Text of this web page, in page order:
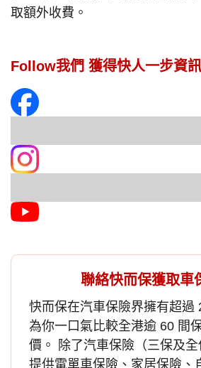
取額外收費。
Follow我們 獲得快人一步資訊
聯絡快而保獲取車
快而保在汽車保險界擁有超過
為你一口氣比較全港逾 60 間
價。 除了汽車保險 （三保及
提供電單車保險、家居保險、